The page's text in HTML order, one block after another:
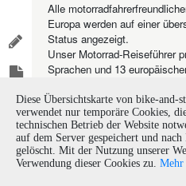
©
2024
Alle
Europa werden auf einer
Status angezeigt.
Unser Motorrad-Reiseführer
Sprachen und 13
Karte Ansehen
Refresh Page
Diese Übersichtskarte von bike-and-
verwendet nur temporäre Cookies,
technischen Betrieb der Website
auf dem Server gespeichert und
gelöscht. Mit der Nutzung unserer
Verwendung dieser Cookies zu. Mehr